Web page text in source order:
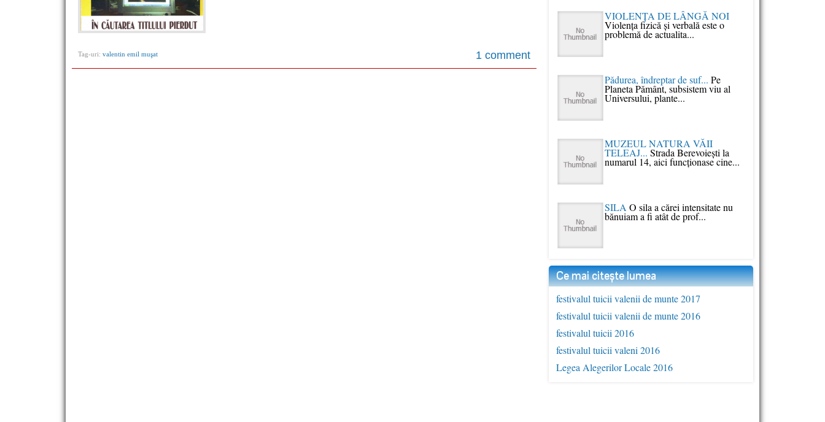
Tag-uri: valentin emil muşat 1 comment
VIOLENŢA DE LÂNGĂ NOI
Violenţa fizică şi verbală este o
problemă de actualita...
Pǎdurea, îndreptar de suf... Pe
Planeta Pǎmânt, subsistem viu al
Universului, plante...
MUZEUL NATURA VĂII
TELEAJ... Strada Berevoieşti la
numarul 14, aici funcţionase cine...
SILA O sila a cărei intensitate nu
bănuiam a fi atât de prof...
Ce mai citește lumea
festivalul tuicii valenii de munte 2017
festivalul tuicii valenii de munte 2016
festivalul tuicii 2016
festivalul tuicii valeni 2016
Legea Alegerilor Locale 2016